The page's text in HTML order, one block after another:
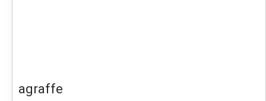
agraffe